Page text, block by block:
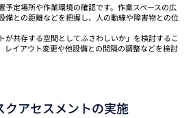
予定場所や作業環境の確認です。作業スペースの広
備との距離などを把握し、人の動線や障害物との位
が共存する空間としてふさわしいか」を検討するこ
レイアウト変更や他設備との間隔の調整などを検討
アセスメントの実施